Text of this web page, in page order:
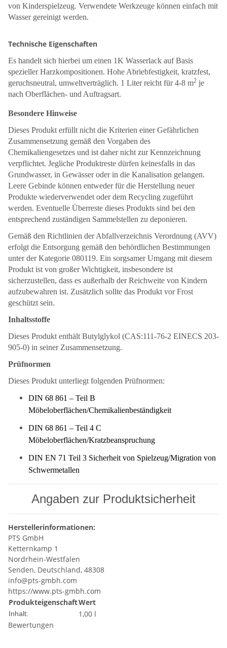
von Kinderspielzeug. Verwendete Werkzeuge können einfach mit
Wasser gereinigt werden.
Technische Eigenschaften
Es handelt sich hierbei um einen 1K Wasserlack auf Basis
spezieller Harzkompositionen. Hohe Abriebfestigkeit, kratzfest,
geruchsneutral, umweltverträglich. 1 Liter reicht für 4-8 m2 je
nach Oberflächen- und Auftragsart.
Besondere Hinweise
Dieses Produkt erfüllt nicht die Kriterien einer Gefährlichen
Zusammensetzung gemäß den Vorgaben des
Chemikaliengesetzes und ist daher nicht zur Kennzeichnung
verpflichtet. Jegliche Produktreste dürfen keinesfalls in das
Grundwasser, in Gewässer oder in die Kanalisation gelangen.
Leere Gebinde können entweder für die Herstellung neuer
Produkte wiederverwendet oder dem Recycling zugeführt
werden. Eventuelle Überreste dieses Produkts sind bei den
entsprechend zuständigen Sammelstellen zu deponieren.
Gemäß den Richtlinien der Abfallverzeichnis Verordnung (AVV)
erfolgt die Entsorgung gemäß den behördlichen Bestimmungen
unter der Kategorie 080119. Ein sorgsamer Umgang mit diesem
Produkt ist von großer Wichtigkeit, insbesondere ist
sicherzustellen, dass es außerhalb der Reichweite von Kindern
aufzubewahren ist. Zusätzlich sollte das Produkt vor Frost
geschützt sein.
Inhaltsstoffe
Dieses Produkt enthält Butylglykol (CAS:111-76-2 EINECS 203-
905-0) in seiner Zusammensetzung.
Prüfnormen
Dieses Produkt unterliegt folgenden Prüfnormen:
DIN 68 861 – Teil B
Möbeloberflächen/Chemikalienbeständigkeit
DIN 68 861 – Teil 4 C
Möbeloberflächen/Kratzbeanspruchung
DIN EN 71 Teil 3 Sicherheit von Spielzeug/Migration von
Schwermetallen
Angaben zur Produktsicherheit
Herstellerinformationen:
PTS GmbH
Ketternkamp 1
Nordrhein-Westfalen
Senden, Deutschland, 48308
info@pts-gmbh.com
https://www.pts-gmbh.com
ProdukteigenschaftWert
Inhalt:
1,00 l
Bewertungen